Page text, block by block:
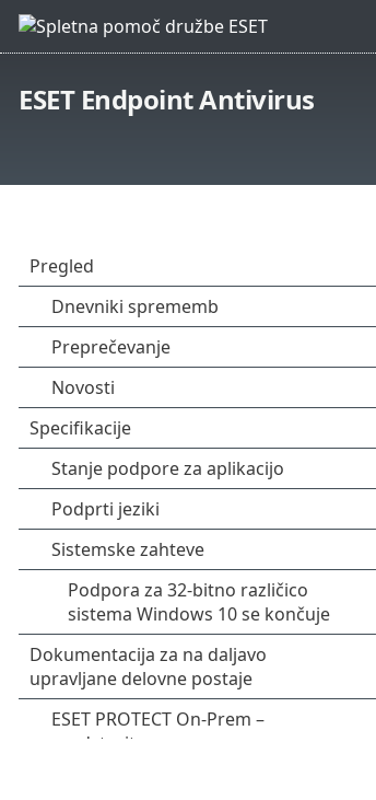
ESET Endpoint Antivirus